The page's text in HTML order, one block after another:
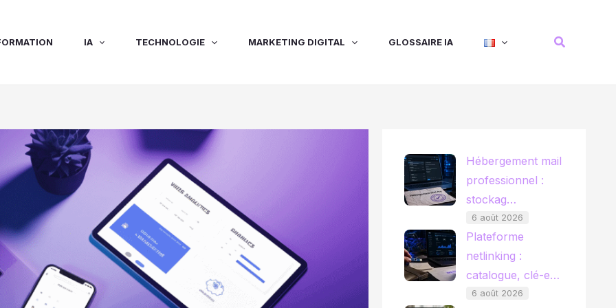
IA TECHNOLOGIE MARKETING DIGITAL GLOSSAIRE IA
Hébergement mail
professionnel :
stockag…
6 août 2026
Plateforme
netlinking :
catalogue, clé-e…
6 août 2026